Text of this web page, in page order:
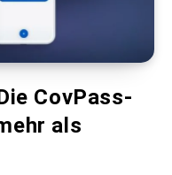
CovPass-
als